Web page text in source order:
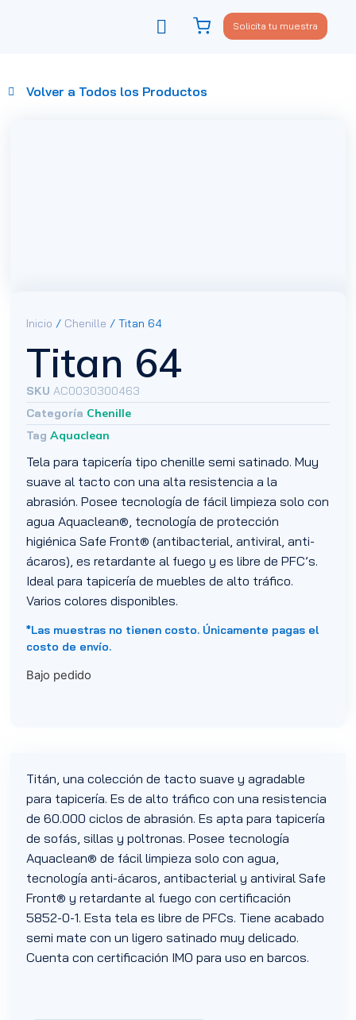
Solicita tu muestra
Volver a Todos los Productos
Inicio / Chenille / Titan 64
Titan 64
SKUAC0030300463
Categoría Chenille
Tag Aquaclean
Tela para tapicería tipo chenille semi satinado. Muy
suave al tacto con una alta resistencia a la
abrasión. Posee tecnología de fácil limpieza solo con
agua Aquaclean®, tecnología de protección
higiénica Safe Front® (antibacterial, antiviral, anti-
ácaros), es retardante al fuego y es libre de PFC’s.
Ideal para tapicería de muebles de alto tráfico.
Varios colores disponibles.
*Las muestras no tienen costo. Únicamente pagas el
costo de envío.
Bajo pedido
Titán, una colección de tacto suave y agradable
para tapicería. Es de alto tráfico con una resistencia
de 60.000 ciclos de abrasión. Es apta para tapicería
de sofás, sillas y poltronas. Posee tecnología
Aquaclean® de fácil limpieza solo con agua,
tecnología anti-ácaros, antibacterial y antiviral Safe
Front® y retardante al fuego con certificación
5852-0-1. Esta tela es libre de PFCs. Tiene acabado
semi mate con un ligero satinado muy delicado.
Cuenta con certificación IMO para uso en barcos.